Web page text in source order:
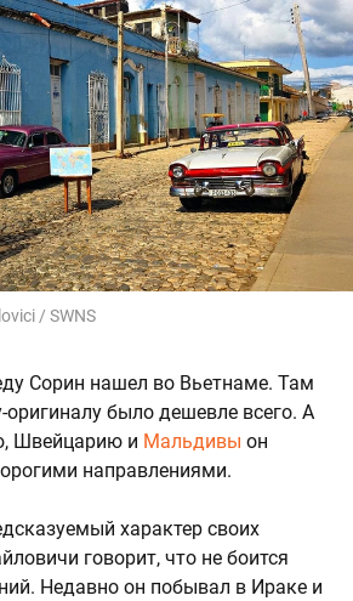
/ SWNS
Сорин нашел во Вьетнаме. Там
оригиналу было дешевле всего. А
Швейцарию и Мальдивы он
направлениями.
характер своих
говорит, что не боится
Недавно он побывал в Ираке и